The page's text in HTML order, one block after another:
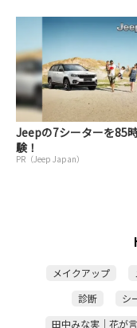
Jeepの7シーターを85
験！
PR（Jeep Japan）
メイクアップ
診断
シ
田中みな実｜花が言